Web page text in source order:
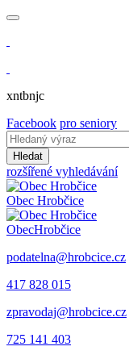
xntbnjc
Facebook pro seniory
Hledat
rozšířené vyhledávání
Obec Hrobčice
ObecHrobčice
podatelna@hrobcice.cz
417 828 015
zpravodaj@hrobcice.cz
725 141 403